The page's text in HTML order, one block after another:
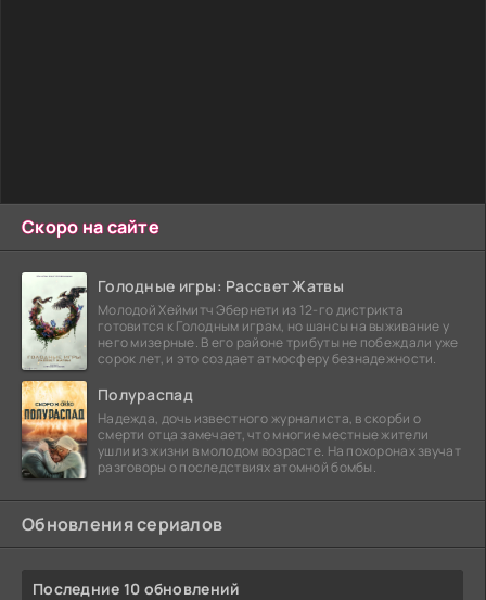
Скоро на сайте
Голодные игры: Рассвет Жатвы
Молодой Хеймитч Эбернети из 12-го дистрикта
готовится к Голодным играм, но шансы на выживание у
него мизерные. В его районе трибуты не побеждали уже
сорок лет, и это создает атмосферу безнадежности.
Полураспад
Надежда, дочь известного журналиста, в скорби о
смерти отца замечает, что многие местные жители
ушли из жизни в молодом возрасте. На похоронах звучат
разговоры о последствиях атомной бомбы.
Обновления сериалов
Последние 10 обновлений